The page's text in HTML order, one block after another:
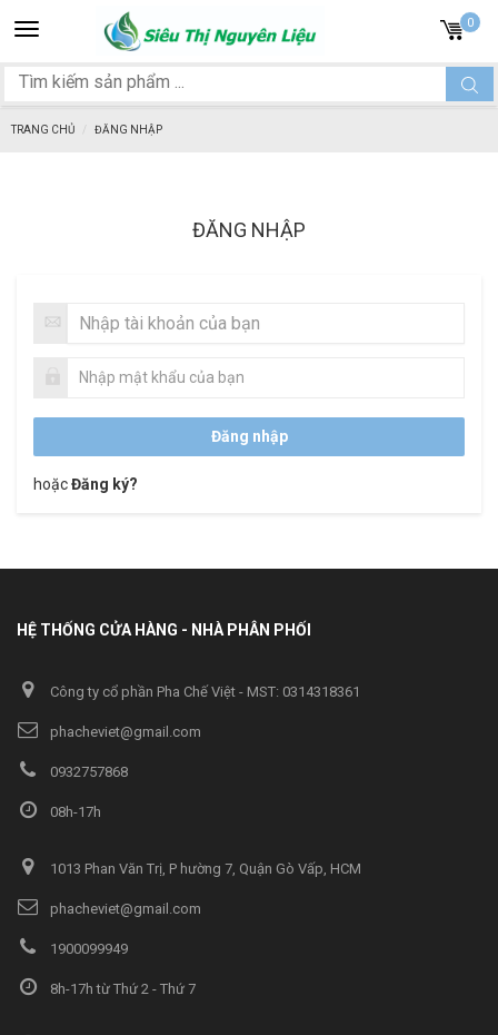
Toggle
navigation
0
TRANG CHỦ ĐĂNG NHẬP
ĐĂNG NHẬP
hoặcĐăng ký?
HỆ THỐNG CỬA HÀNG - NHÀ PHÂN PHỐI
Công ty cổ phần Pha Chế Việt - MST: 0314318361
phacheviet@gmail.com
0932757868
08h-17h
1013 Phan Văn Trị, P hường 7, Quận Gò Vấp, HCM
phacheviet@gmail.com
1900099949
8h-17h từ Thứ 2 - Thứ 7